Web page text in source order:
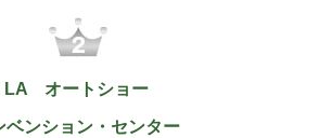
LAオートショー
ベンション・センター